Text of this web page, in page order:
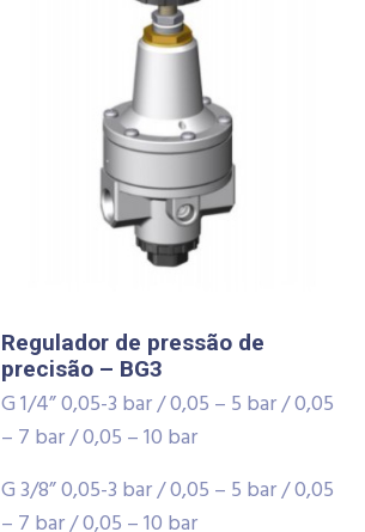
Regulador de pressão de
precisão – BG3
G 1/4” 0,05-3 bar / 0,05 – 5 bar / 0,05
– 7 bar / 0,05 – 10 bar
G 3/8” 0,05-3 bar / 0,05 – 5 bar / 0,05
– 7 bar / 0,05 – 10 bar